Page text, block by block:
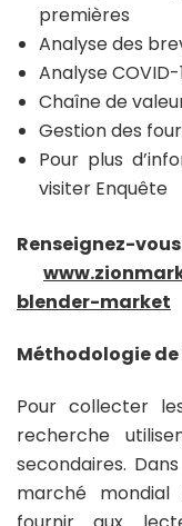
premières
Analyse des
Analyse COVID-
Chaîne de
Gestion des
Pour plus
visiter Enquête
blender-market
Méthodologie
Pour collecter
recherche
secondaires.
marché